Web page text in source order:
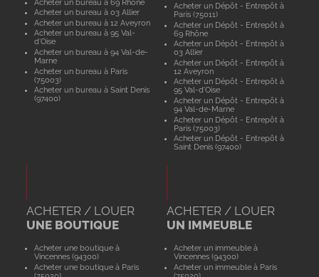
Acheter un bureau à 69 Rhône
Acheter un bureau à 03 Allier
Acheter un bureau à 12 Aveyron
Acheter un bureau à 95 Val-
d'Oise
Acheter un bureau à 94 Val-de-
Marne
Acheter un bureau à Paris
(75003)
Acheter un bureau à Saint Denis
(97400)
Acheter un Dépôt - Entrepôt à
Paris (75011)
Acheter un Dépôt - Entrepôt à
69 Rhône
Acheter un Dépôt - Entrepôt à
03 Allier
Acheter un Dépôt - Entrepôt à
12 Aveyron
Acheter un Dépôt - Entrepôt à
95 Val-d'Oise
Acheter un Dépôt - Entrepôt à
94 Val-de-Marne
Acheter un Dépôt - Entrepôt à
Paris (75003)
Acheter un Dépôt - Entrepôt à
Saint Denis (97400)
ACHETER / LOUER
UNE BOUTIQUE
Acheter une boutique à
Vincennes (94300)
Acheter une boutique à Paris
ACHETER / LOUER
UN IMMEUBLE
Acheter un immeuble à
Vincennes (94300)
Acheter un immeuble à Paris